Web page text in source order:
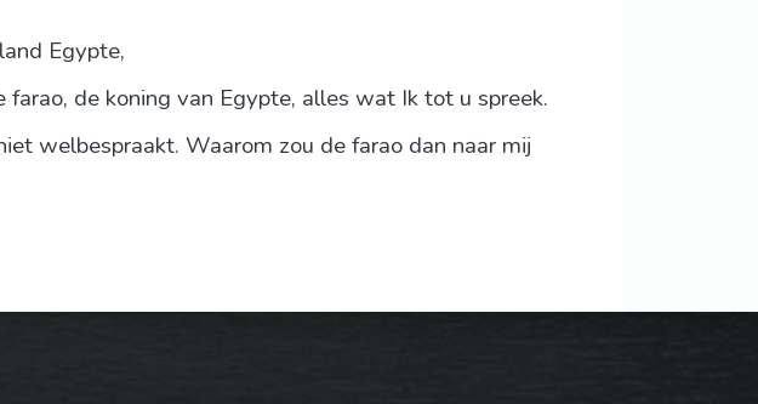
Egypte,
de koning van Egypte, alles wat Ik tot u spreek.
welbespraakt. Waarom zou de farao dan naar mij